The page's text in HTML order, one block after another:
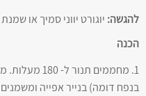
להגשה:יוגורט יווני סמיך או
הכנה
בנפח דומה) בנייר אפייה